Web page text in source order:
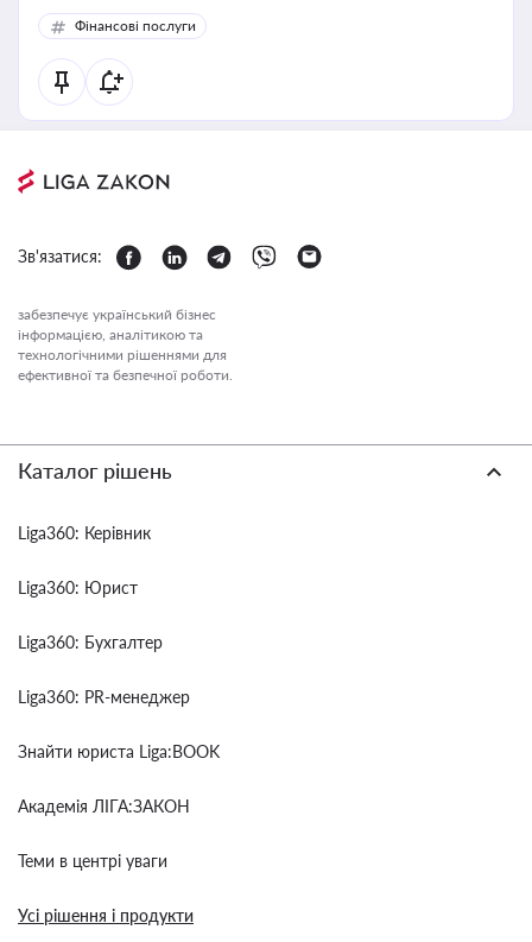
Фінансові послуги
Зв'язатися:
забезпечує український бізнес
інформацією, аналітикою та
технологічними рішеннями для
ефективної та безпечної роботи.
Каталог рішень
Liga360: Керівник
Liga360: Юрист
Liga360: Бухгалтер
Liga360: PR-менеджер
Знайти юриста Liga:BOOK
Академія ЛІГА:ЗАКОН
Теми в центрі уваги
Усі рішення і продукти